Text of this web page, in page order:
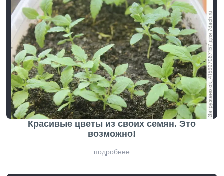
Красивые цветы из своих семян. Это
возможно!
подробнее